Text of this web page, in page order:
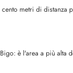
metri di distanza
è l'area a più alta